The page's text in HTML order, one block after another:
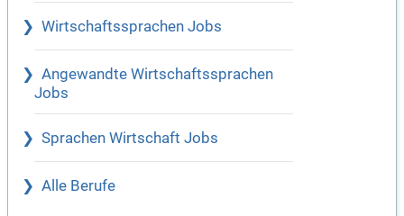
Wirtschaftssprachen Jobs
Angewandte Wirtschaftssprachen
Jobs
Sprachen Wirtschaft Jobs
Alle Berufe